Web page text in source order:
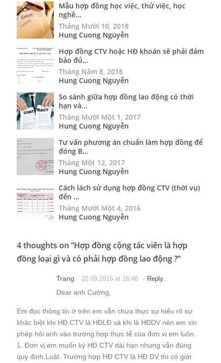
Mẫu hợp đồng học việc, thử việc, học
nghề...
Tháng Mười 10, 2018
Hung Cuong Nguyễn
Hợp đồng CTV hoặc HĐ khoán sẽ phải đảm
bảo đủ...
Tháng Năm 8, 2018
Hung Cuong Nguyễn
So sánh giữa hợp đồng lao động có thời
hạn và...
Tháng Mười Một 1, 2017
Hung Cuong Nguyễn
Tư vấn phương án chuẩn làm hợp đồng để
đóng B...
Tháng Một 12, 2017
Hung Cuong Nguyễn
Cách lách sử dụng hợp đồng CTV (thời vụ)
đến ...
Tháng Mười Một 4, 2016
Hung Cuong Nguyễn
4 thoughts on “Hợp đồng cộng tác viên là hợp
đồng loại gì và có phải hợp đồng lao động ?”
Trang 20.09.2016 at 16:46 - Reply
Dear anh Cường,
Em đọc thông tin ở trên em vẫn chưa thực sự hiểu rõ sự
khác biệt khi HĐ CTV là HĐLĐ và khi là HĐDV nên em xin
phép hỏi anh vào trường hợp thực tế của đơn vị em luôn.
1. Đơn vị em muốn ký HĐ CTV dài hạn nhưng vẫn đúng
quy định Luật. Trường hợp HĐ CTV là HĐ DV thì có giới